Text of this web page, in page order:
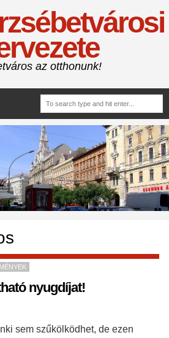
az otthonunk!
nyugdíjat!
sem szűkölködhet, de ezen